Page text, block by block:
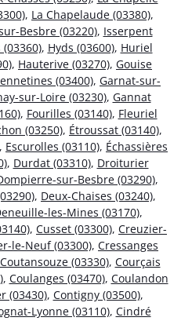
, La Chapelaude (03380),
Besbre (03220), Isserpent
, Hyds (03600), Huriel
, Hauterive (03270), Gouise
(03400), Garnat-sur-
sur-Loire (03230), Gannat
, Fourilles (03140), Fleuriel
(03250), Étroussat (03140),
, Escurolles (03110), Échassières
, Durdat (03310), Droiturier
sur-Besbre (03290),
, Deux-Chaises (03240),
les-Mines (03170),
, Cusset (03300), Creuzier-
le-Neuf (03300), Cressanges
Coutansouze (03330), Courçais
, Coulanges (03470), Coulandon
(03430), Contigny (03500),
Lyonne (03110), Cindré